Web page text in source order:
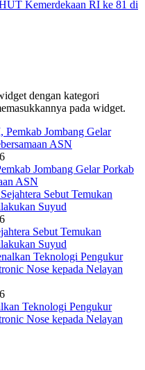
Kemerdekaan RI ke 81 di
dengan kategori
pada widget.
Jombang Gelar Porkab
ASN
Sebut Temukan
Suyud
Teknologi Pengukur
Nose kepada Nelayan